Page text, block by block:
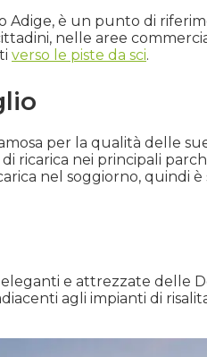
Adige, è un punto di
nelle aree
verso le piste da sci.
per la qualità delle
di ricarica nei principali
nel soggiorno, quindi
e attrezzate delle
agli impianti di